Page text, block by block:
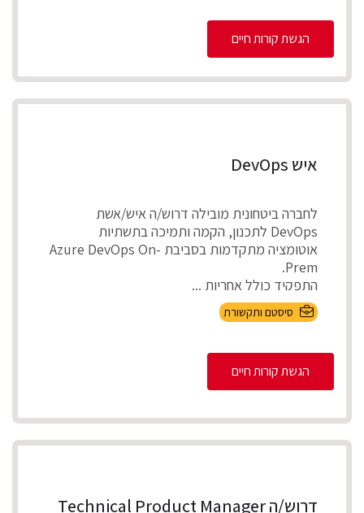
הגשת קורות חיים
איש DevOps
לחברה ביטחונית מובילה דרוש/ה איש/אשת
DevOps לתכנון, הקמה ותמיכה בתשתיות
אוטומציה מתקדמות בסביבת Azure DevOps On-
Prem.
התפקיד כולל אחריות ...
סיסטם ותקשורת
הגשת קורות חיים
דרוש/ה Technical Product Manager